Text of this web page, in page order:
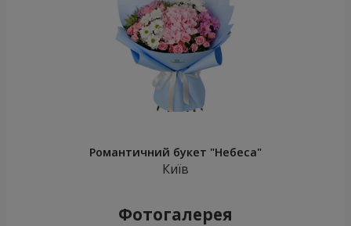
Романтичний букет "Небеса"
Київ
Фотогалерея